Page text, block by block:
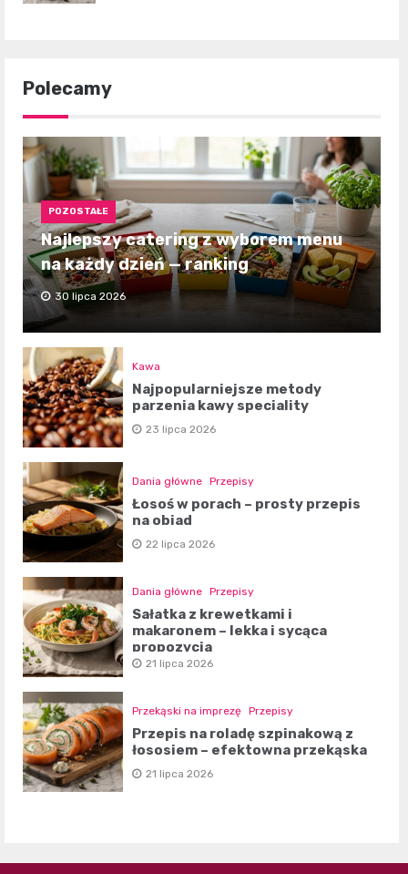
Polecamy
POZOSTAŁE
Najlepszy catering z wyborem menu
na każdy dzień — ranking
30 lipca 2026
Kawa
Najpopularniejsze metody
parzenia kawy speciality
23 lipca 2026
Dania główne Przepisy
Łosoś w porach – prosty przepis
na obiad
22 lipca 2026
Dania główne Przepisy
Sałatka z krewetkami i
makaronem – lekka i sycąca
propozycja
21 lipca 2026
Przekąski na imprezę Przepisy
Przepis na roladę szpinakową z
łososiem – efektowna przekąska
21 lipca 2026